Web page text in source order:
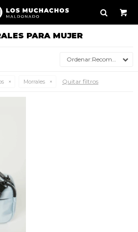
PARA MUJER
Recomendados
Morrales Quitar filtros